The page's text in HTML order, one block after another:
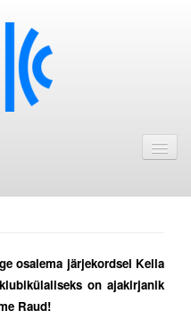
osalema järjekordsel Kella
on ajakirjanik
Raud!